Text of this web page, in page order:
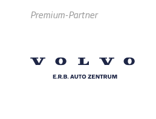
Premium-Partner